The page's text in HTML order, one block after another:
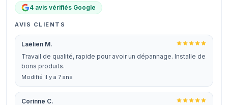
4 avis vérifiés Google
AVIS CLIENTS
Laélien M.
Travail de qualité, rapide pour avoir un dépannage. Installe de
bons produits.
Modifié il y a 7 ans
Corinne C.